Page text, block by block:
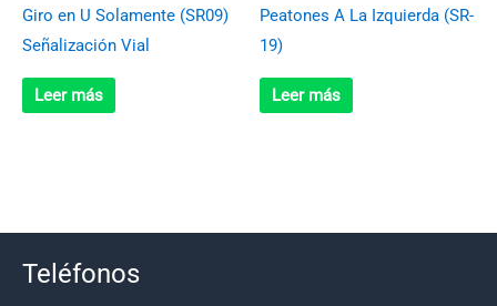
Giro en U Solamente (SR09)
Señalización Vial
Leer más
Peatones A La Izquierda (SR-
19)
Leer más
Teléfonos